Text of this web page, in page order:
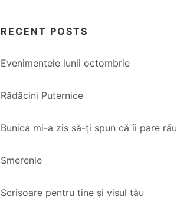
RECENT POSTS
Evenimentele lunii octombrie
Rădăcini Puternice
Bunica mi-a zis să-ți spun că îi pare rău
Smerenie
Scrisoare pentru tine și visul tău